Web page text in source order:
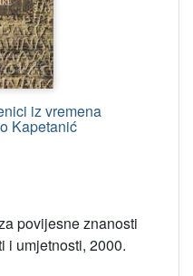
iz vremena
Kapetanić
povijesne znanosti
i umjetnosti, 2000.